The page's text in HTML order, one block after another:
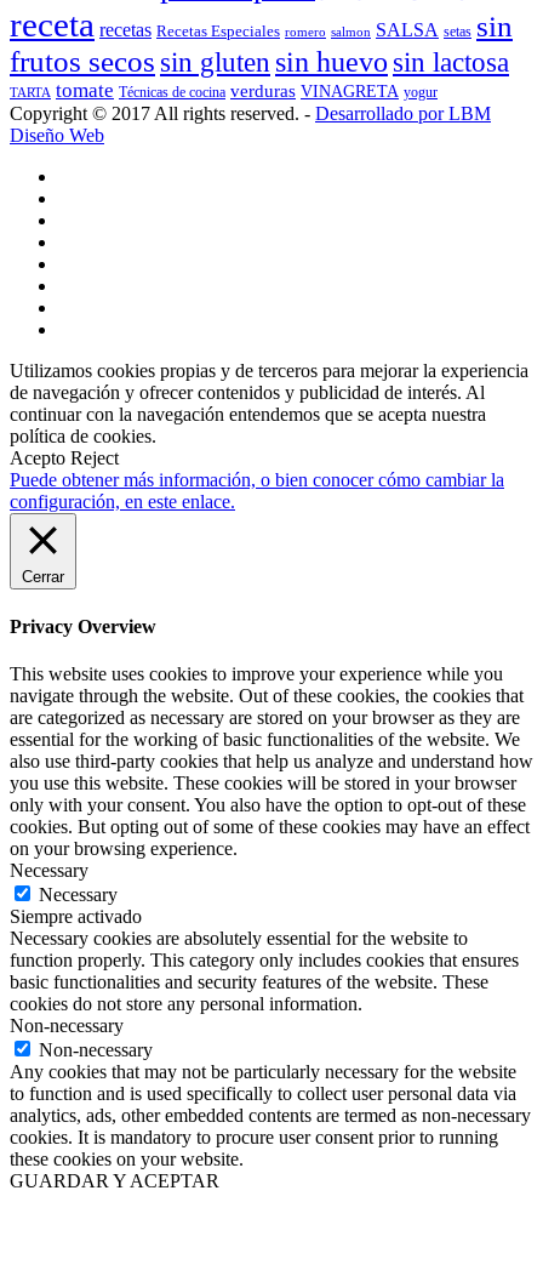
receta recetas Recetas Especiales romero salmon SALSA setas sin
frutos secos sin gluten sin huevo sin lactosa
TARTA tomate Técnicas de cocina verduras VINAGRETA yogur
Copyright © 2017 All rights reserved. - Desarrollado por LBM
Diseño Web
Utilizamos cookies propias y de terceros para mejorar la experiencia
de navegación y ofrecer contenidos y publicidad de interés. Al
continuar con la navegación entendemos que se acepta nuestra
política de cookies.
Acepto Reject
Puede obtener más información, o bien conocer cómo cambiar la
configuración, en este enlace.
Cerrar
Privacy Overview
This website uses cookies to improve your experience while you
navigate through the website. Out of these cookies, the cookies that
are categorized as necessary are stored on your browser as they are
essential for the working of basic functionalities of the website. We
also use third-party cookies that help us analyze and understand how
you use this website. These cookies will be stored in your browser
only with your consent. You also have the option to opt-out of these
cookies. But opting out of some of these cookies may have an effect
on your browsing experience.
Necessary
Necessary
Siempre activado
Necessary cookies are absolutely essential for the website to
function properly. This category only includes cookies that ensures
basic functionalities and security features of the website. These
cookies do not store any personal information.
Non-necessary
Non-necessary
Any cookies that may not be particularly necessary for the website
to function and is used specifically to collect user personal data via
analytics, ads, other embedded contents are termed as non-necessary
cookies. It is mandatory to procure user consent prior to running
these cookies on your website.
GUARDAR Y ACEPTAR